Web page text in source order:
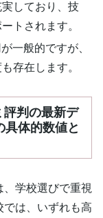
しており、技
トされます。
一般的ですが、
存在します。
評判の最新デ
具体的数値と
学校選びで重視
では、いずれも高